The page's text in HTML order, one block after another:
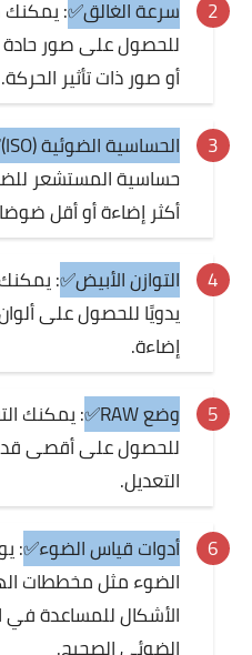
سرعة الغالق✅: يمكنك
للحصول على صور
أو صور ذات تأثير الحركة.
الحساسية الضوئية (ISO)✅
حساسية المستشعر
أكثر إضاءة أو أقل
التوازن الأبيض✅:
يدويًا للحصول على
إضاءة.
وضع RAW✅
للحصول على أقصى
التعديل.
أدوات قياس الضوء✅:
الضوء مثل مخططات
الأشكال للمساعدة